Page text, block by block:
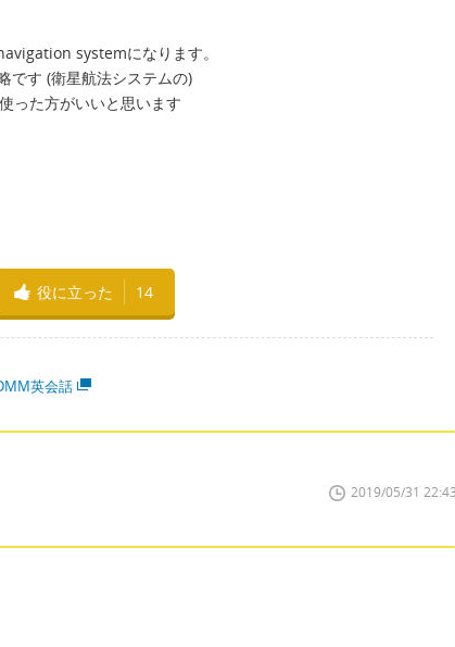
systemになります。
す (衛星航法システムの)
った方がいいと思います
役に立った 14
英会話
2019/05/31 22:43